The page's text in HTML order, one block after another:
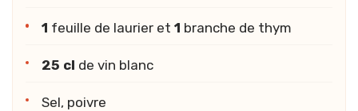
1 feuille de laurier et 1 branche de thym
25 cl de vin blanc
Sel, poivre